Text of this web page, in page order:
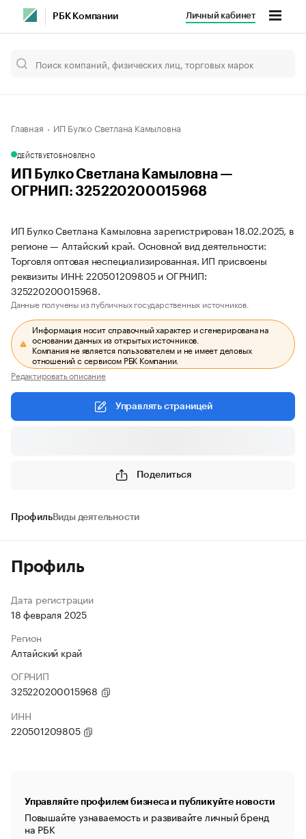
РБК Компании Личный кабинет
Главная ИП Булко Светлана Камыловна
ДЕЙСТВУЕТОБНОВЛЕНО
ИП Булко Светлана Камыловна —
ОГРНИП: 325220200015968
ИП Булко Светлана Камыловна зарегистрирован 18.02.2025, в
регионе — Алтайский край. Основной вид деятельности:
Торговля оптовая неспециализированная. ИП присвоены
реквизиты ИНН: 220501209805 и ОГРНИП:
325220200015968.
Данные получены из публичных государственных источников.
Информация носит справочный характер и сгенерирована на
основании данных из открытых источников.
Компания не является пользователем и не имеет деловых
отношений с сервисом РБК Компании.
Редактировать описание
Управлять страницей
Поделиться
ПрофильВиды деятельности
Профиль
Дата регистрации
18 февраля 2025
Регион
Алтайский край
ОГРНИП
325220200015968
ИНН
220501209805
Управляйте профилем бизнеса и публикуйте новости
Повышайте узнаваемость и развивайте личный бренд
на РБК